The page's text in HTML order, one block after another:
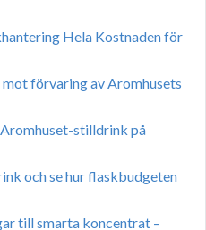
Hela Kostnaden för
förvaring av Aromhusets
stilldrink på
och se hur flaskbudgeten
till smarta koncentrat –